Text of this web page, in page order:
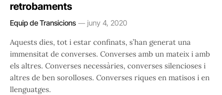
retrobaments
Equip de Transicions juny 4, 2020
Aquests dies, tot i estar confinats, s’han generat una
immensitat de converses. Converses amb un mateix i amb
els altres. Converses necessàries, converses silencioses i
altres de ben sorolloses. Converses riques en matisos i en
llenguatges.